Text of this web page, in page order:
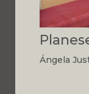
Ángela